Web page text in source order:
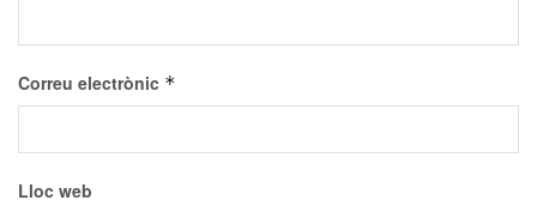
Correu electrònic *
Lloc web